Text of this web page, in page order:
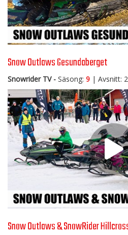
Snow Outlaws Gesundaberget
Snowrider TV - Säsong: 9 | Avsnitt:
Snow Outlaws & SnowRider